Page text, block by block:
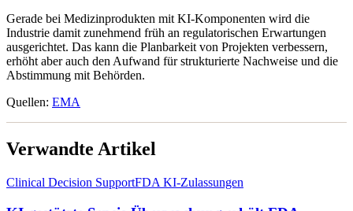
Gerade bei Medizinprodukten mit KI-Komponenten wird die
Industrie damit zunehmend früh an regulatorischen Erwartungen
ausgerichtet. Das kann die Planbarkeit von Projekten verbessern,
erhöht aber auch den Aufwand für strukturierte Nachweise und die
Abstimmung mit Behörden.
Quellen: EMA
Verwandte Artikel
Clinical Decision SupportFDA KI-Zulassungen